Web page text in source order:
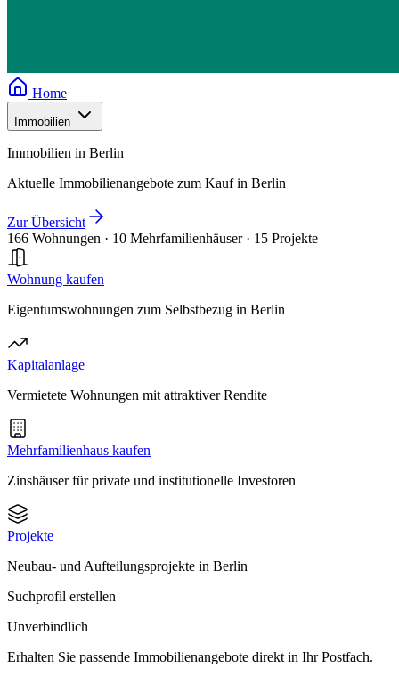
Home
Immobilien
Immobilien in Berlin
Aktuelle Immobilienangebote zum Kauf in Berlin
Zur Übersicht
166 Wohnungen · 10 Mehrfamilienhäuser · 15 Projekte
Wohnung kaufen
Eigentumswohnungen zum Selbstbezug in Berlin
Kapitalanlage
Vermietete Wohnungen mit attraktiver Rendite
Mehrfamilienhaus kaufen
Zinshäuser für private und institutionelle Investoren
Projekte
Neubau- und Aufteilungsprojekte in Berlin
Suchprofil erstellen
Unverbindlich
Erhalten Sie passende Immobilienangebote direkt in Ihr Postfach.